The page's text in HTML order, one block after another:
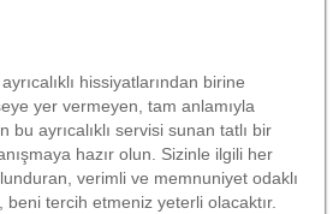
hissiyatlarından birine
yer vermeyen, tam anlamıyla
ayrıcalıklı servisi sunan tatlı bir
hazır olun. Sizinle ilgili her
verimli ve memnuniyet odaklı
beni tercih etmeniz yeterli olacaktır.